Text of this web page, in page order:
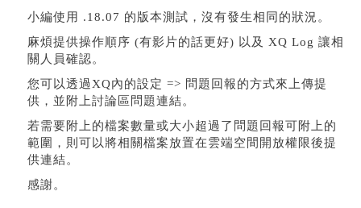
小編使用 .18.07 的版本測試，沒有發生相同的狀況。
麻煩提供操作順序 (有影片的話更好) 以及 XQ Log 讓相
關人員確認。
您可以透過XQ內的設定 => 問題回報的方式來上傳提
供，並附上討論區問題連結。
若需要附上的檔案數量或大小超過了問題回報可附上的
範圍，則可以將相關檔案放置在雲端空間開放權限後提
供連結。
感謝。